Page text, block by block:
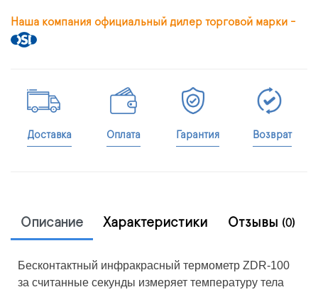
Наша компания официальный дилер торговой марки -
Доставка Оплата Гарантия Возврат
Описание Характеристики Отзывы (0)
Бесконтактный инфракрасный термометр ZDR-100
за считанные секунды измеряет температуру тела